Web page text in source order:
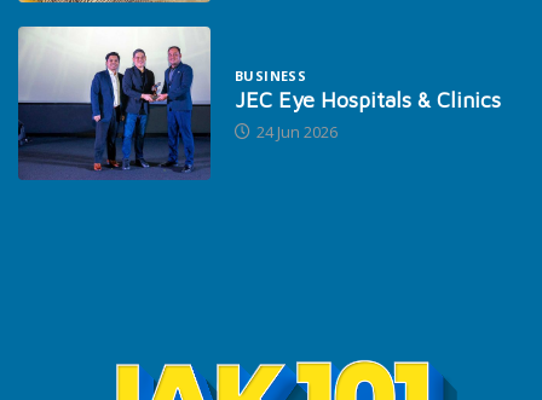
BUSINESS
JEC Eye Hospitals & Clinics
24 Jun 2026